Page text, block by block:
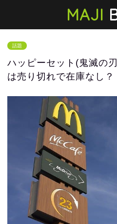
MAJI
話題
ハッピーセット(鬼滅の
は売り切れで在庫なし？